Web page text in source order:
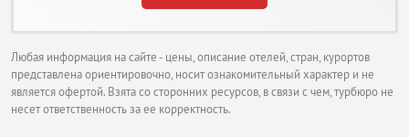
Любая информация на сайте - цены, описание отелей, стран, курортов
представлена ориентировочно, носит ознакомительный характер и не
является офертой. Взята со сторонних ресурсов, в связи с чем, турбюро не
несет ответственность за ее корректность.